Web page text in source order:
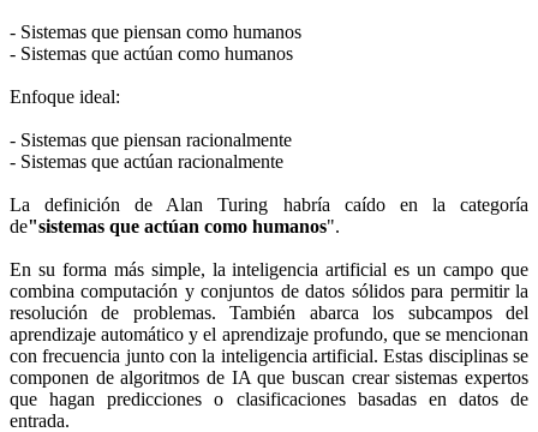
- Sistemas que piensan como humanos
- Sistemas que actúan como humanos
Enfoque ideal:
- Sistemas que piensan racionalmente
- Sistemas que actúan racionalmente
La definición de Alan Turing habría caído en la categoría
de"sistemas que actúan como humanos".
En su forma más simple, la inteligencia artificial es un campo que
combina computación y conjuntos de datos sólidos para permitir la
resolución de problemas. También abarca los subcampos del
aprendizaje automático y el aprendizaje profundo, que se mencionan
con frecuencia junto con la inteligencia artificial. Estas disciplinas se
componen de algoritmos de IA que buscan crear sistemas expertos
que hagan predicciones o clasificaciones basadas en datos de
entrada.